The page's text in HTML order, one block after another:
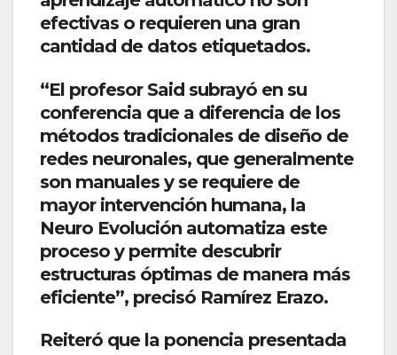
efectivas o requieren una gran
cantidad de datos etiquetados.
“El profesor Said subrayó en su
conferencia que a diferencia de los
métodos tradicionales de diseño de
redes neuronales, que generalmente
son manuales y se requiere de
mayor intervención humana, la
Neuro Evolución automatiza este
proceso y permite descubrir
estructuras óptimas de manera más
eficiente”, precisó Ramírez Erazo.
Reiteró que la ponencia presentada